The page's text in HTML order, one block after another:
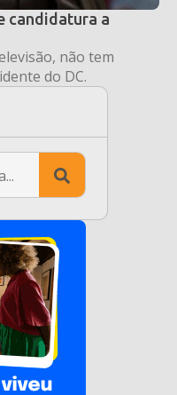
candidatura a
não tem
do DC.
Search
for: